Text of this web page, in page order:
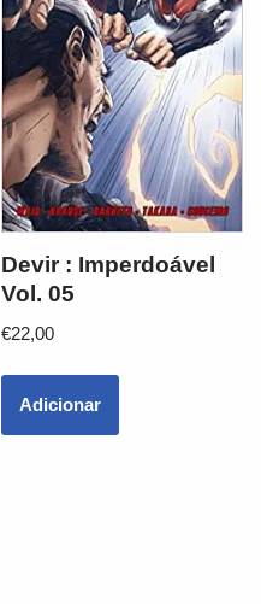
Devir : Imperdoável
Vol. 05
€22,00
Adicionar